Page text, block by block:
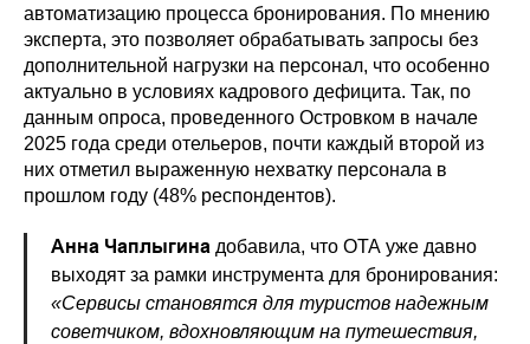
автоматизацию процесса бронирования. По мнению
эксперта, это позволяет обрабатывать запросы без
дополнительной нагрузки на персонал, что особенно
актуально в условиях кадрового дефицита. Так, по
данным опроса, проведенного Островком в начале
2025 года среди отельеров, почти каждый второй из
них отметил выраженную нехватку персонала в
прошлом году (48% респондентов).
Анна Чаплыгина добавила, что ОТА уже давно
выходят за рамки инструмента для бронирования:
«Сервисы становятся для туристов надежным
советчиком, вдохновляющим на путешествия,